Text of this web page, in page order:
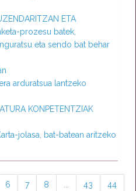
ETA
prozesu batek,
eta sendo bat behar
arduratsua lantzeko
KONPETENTZIAK
jolasa, bat-batean aritzeko
6 7 8 43 44